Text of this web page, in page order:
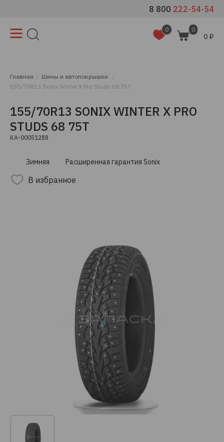
8 800 222-54-54
0 0
0 ₽
Главная
Шины и автопокрышки
155/70R13 Sonix Winter X Pro Studs 68 75T
155/70R13 SONIX WINTER X PRO
STUDS 68 75T
КА-00051288
Зимняя Расширенная гарантия Sonix
В избранное